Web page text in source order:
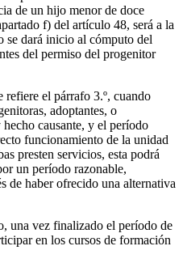
de un hijo menor de doce
f) del artículo 48, será a la
se dará inicio al cómputo del
del permiso del progenitor
refiere el párrafo 3.º, cuando
adoptantes, o
causante, y el período
funcionamiento de la unidad
presten servicios, esta podrá
un período razonable,
de haber ofrecido una alternativa
una vez finalizado el período de
en los cursos de formación